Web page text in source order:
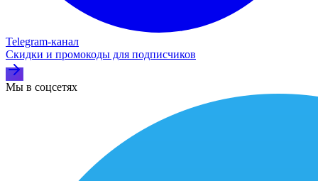
Telegram‑канал
Скидки и промокоды для подписчиков
Мы в соцсетях